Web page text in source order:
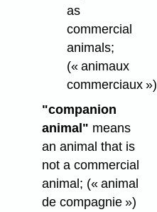
as
commercial
animals;
(« animaux
commerciaux »)
"companion
animal" means
an animal that is
not a commercial
animal; (« animal
de compagnie »)